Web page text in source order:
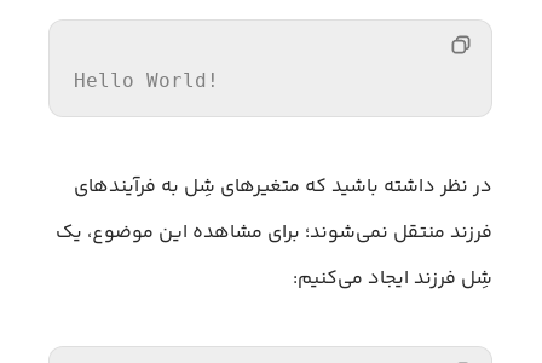
در نظر داشته باشید که متغیرهای شِل به فرآیندهای
فرزند منتقل نمی‌شوند؛ برای مشاهده این موضوع، یک
شِل فرزند ایجاد می‌کنیم: